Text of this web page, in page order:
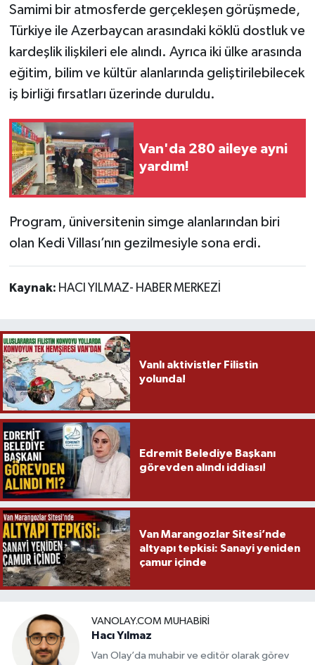
Samimi bir atmosferde gerçekleşen görüşmede,
Türkiye ile Azerbaycan arasındaki köklü dostluk ve
kardeşlik ilişkileri ele alındı. Ayrıca iki ülke arasında
eğitim, bilim ve kültür alanlarında geliştirilebilecek
iş birliği fırsatları üzerinde duruldu.
Van'da 280 aileye ayni
yardım!
Program, üniversitenin simge alanlarından biri
olan Kedi Villası’nın gezilmesiyle sona erdi.
Kaynak: HACI YILMAZ- HABER MERKEZİ
Vanlı aktivistler Filistin
yolunda!
Edremit Belediye Başkanı
görevden alındı iddiası!
Van Marangozlar Sitesi’nde
altyapı tepkisi: Sanayi yeniden
çamur içinde
VANOLAY.COM MUHABIRI
Hacı Yılmaz
Van Olay’da muhabir ve editör olarak görev